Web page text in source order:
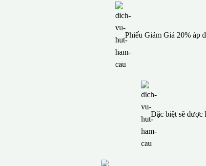
Phiếu Giảm Giá 20% áp
Đặc biệt sẽ được